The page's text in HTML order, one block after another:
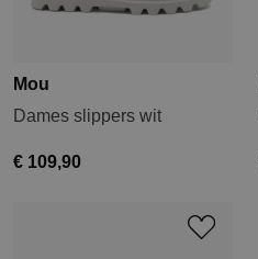
Mou
Dames slippers wit
€ 109,90